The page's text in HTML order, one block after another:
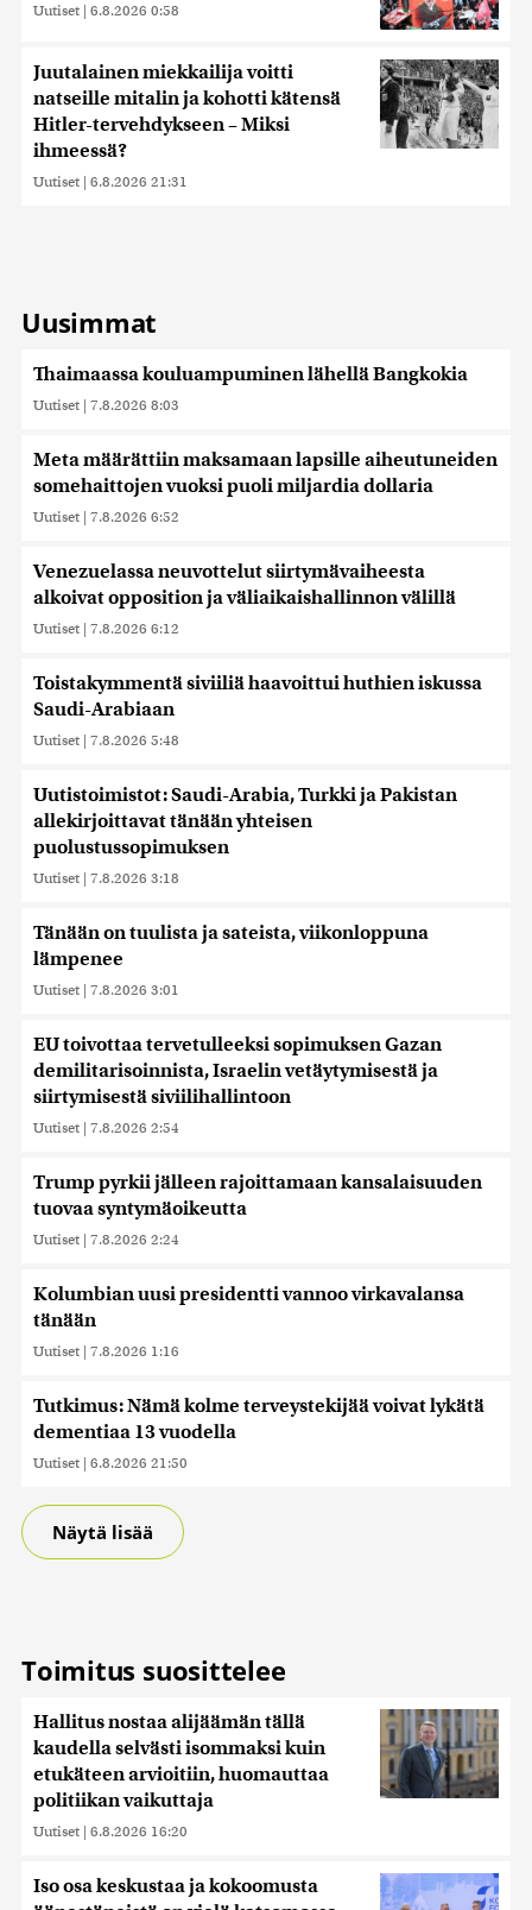
Uutiset | 6.8.2026 0:58
Juutalainen miekkailija voitti
natseille mitalin ja kohotti kätensä
Hitler-tervehdykseen – Miksi
ihmeessä?
Uutiset | 6.8.2026 21:31
Uusimmat
Thaimaassa kouluampuminen lähellä Bangkokia
Uutiset | 7.8.2026 8:03
Meta määrättiin maksamaan lapsille aiheutuneiden
somehaittojen vuoksi puoli miljardia dollaria
Uutiset | 7.8.2026 6:52
Venezuelassa neuvottelut siirtymävaiheesta
alkoivat opposition ja väliaikaishallinnon välillä
Uutiset | 7.8.2026 6:12
Toistakymmentä siviiliä haavoittui huthien iskussa
Saudi-Arabiaan
Uutiset | 7.8.2026 5:48
Uutistoimistot: Saudi-Arabia, Turkki ja Pakistan
allekirjoittavat tänään yhteisen
puolustussopimuksen
Uutiset | 7.8.2026 3:18
Tänään on tuulista ja sateista, viikonloppuna
lämpenee
Uutiset | 7.8.2026 3:01
EU toivottaa tervetulleeksi sopimuksen Gazan
demilitarisoinnista, Israelin vetäytymisestä ja
siirtymisestä siviilihallintoon
Uutiset | 7.8.2026 2:54
Trump pyrkii jälleen rajoittamaan kansalaisuuden
tuovaa syntymäoikeutta
Uutiset | 7.8.2026 2:24
Kolumbian uusi presidentti vannoo virkavalansa
tänään
Uutiset | 7.8.2026 1:16
Tutkimus: Nämä kolme terveystekijää voivat lykätä
dementiaa 13 vuodella
Uutiset | 6.8.2026 21:50
Näytä lisää
Toimitus suosittelee
Hallitus nostaa alijäämän tällä
kaudella selvästi isommaksi kuin
etukäteen arvioitiin, huomauttaa
politiikan vaikuttaja
Uutiset | 6.8.2026 16:20
Iso osa keskustaa ja kokoomusta